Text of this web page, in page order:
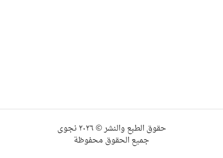
حقوق الطبع والنشر © ٢٠٢٦ نجوى
جميع الحقوق محفوظة